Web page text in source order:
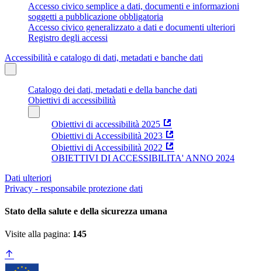
Accesso civico semplice a dati, documenti e informazioni
soggetti a pubblicazione obbligatoria
Accesso civico generalizzato a dati e documenti ulteriori
Registro degli accessi
Accessibilità e catalogo di dati, metadati e banche dati
Catalogo dei dati, metadati e della banche dati
Obiettivi di accessibilità
Obiettivi di accessibilità 2025
Obiettivi di Accessibilità 2023
Obiettivi di Accessibilità 2022
OBIETTIVI DI ACCESSIBILITA' ANNO 2024
Dati ulteriori
Privacy - responsabile protezione dati
Stato della salute e della sicurezza umana
Visite alla pagina: 145